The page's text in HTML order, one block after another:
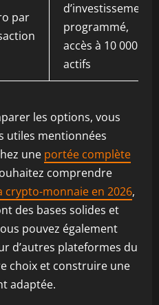
par
d’investissement
programmé,
accès à 10 000
actifs
les options, vous
utiles mentionnées
une portée complète
comprendre
monnaie en 2026,
des bases solides et
pouvez également
d’autres plateformes du
choix et construire une
adaptée.